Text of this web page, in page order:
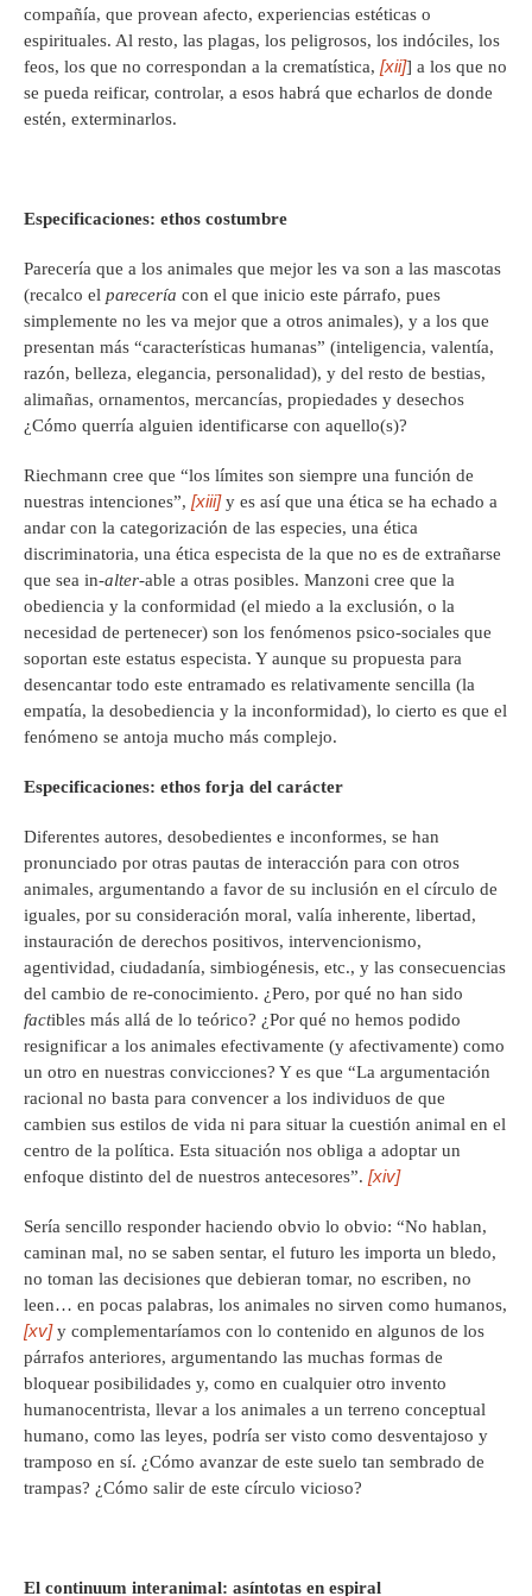
compañía, que provean afecto, experiencias estéticas o
espirituales. Al resto, las plagas, los peligrosos, los indóciles, los
feos, los que no correspondan a la crematística, [xii]] a los que no
se pueda reificar, controlar, a esos habrá que echarlos de donde
estén, exterminarlos.
Especificaciones: ethos costumbre
Parecería que a los animales que mejor les va son a las mascotas
(recalco el parecería con el que inicio este párrafo, pues
simplemente no les va mejor que a otros animales), y a los que
presentan más “características humanas” (inteligencia, valentía,
razón, belleza, elegancia, personalidad), y del resto de bestias,
alimañas, ornamentos, mercancías, propiedades y desechos
¿Cómo querría alguien identificarse con aquello(s)?
Riechmann cree que “los límites son siempre una función de
nuestras intenciones”, [xiii]y es así que una ética se ha echado a
andar con la categorización de las especies, una ética
discriminatoria, una ética especista de la que no es de extrañarse
que sea in-alter-able a otras posibles. Manzoni cree que la
obediencia y la conformidad (el miedo a la exclusión, o la
necesidad de pertenecer) son los fenómenos psico-sociales que
soportan este estatus especista. Y aunque su propuesta para
desencantar todo este entramado es relativamente sencilla (la
empatía, la desobediencia y la inconformidad), lo cierto es que el
fenómeno se antoja mucho más complejo.
Especificaciones: ethos forja del carácter
Diferentes autores, desobedientes e inconformes, se han
pronunciado por otras pautas de interacción para con otros
animales, argumentando a favor de su inclusión en el círculo de
iguales, por su consideración moral, valía inherente, libertad,
instauración de derechos positivos, intervencionismo,
agentividad, ciudadanía, simbiogénesis, etc., y las consecuencias
del cambio de re-conocimiento. ¿Pero, por qué no han sido
factibles más allá de lo teórico? ¿Por qué no hemos podido
resignificar a los animales efectivamente (y afectivamente) como
un otro en nuestras convicciones? Y es que “La argumentación
racional no basta para convencer a los individuos de que
cambien sus estilos de vida ni para situar la cuestión animal en el
centro de la política. Esta situación nos obliga a adoptar un
enfoque distinto del de nuestros antecesores”. [xiv]
Sería sencillo responder haciendo obvio lo obvio: “No hablan,
caminan mal, no se saben sentar, el futuro les importa un bledo,
no toman las decisiones que debieran tomar, no escriben, no
leen… en pocas palabras, los animales no sirven como humanos,
[xv]y complementaríamos con lo contenido en algunos de los
párrafos anteriores, argumentando las muchas formas de
bloquear posibilidades y, como en cualquier otro invento
humanocentrista, llevar a los animales a un terreno conceptual
humano, como las leyes, podría ser visto como desventajoso y
tramposo en sí. ¿Cómo avanzar de este suelo tan sembrado de
trampas? ¿Cómo salir de este círculo vicioso?
El continuum interanimal: asíntotas en espiral